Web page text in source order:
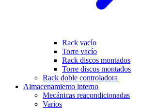
Rack vacío
Torre vacío
Rack discos montados
Torre discos montados
Rack doble controladora
Almacenamiento interno
Mecánicas reacondicionadas
Varios